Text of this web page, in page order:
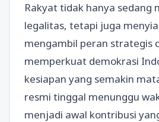
Rakyat tidak hanya sedang
legalitas, tetapi juga
mengambil peran strategis
memperkuat demokrasi
kesiapan yang semakin
resmi tinggal menunggu
menjadi awal kontribusi